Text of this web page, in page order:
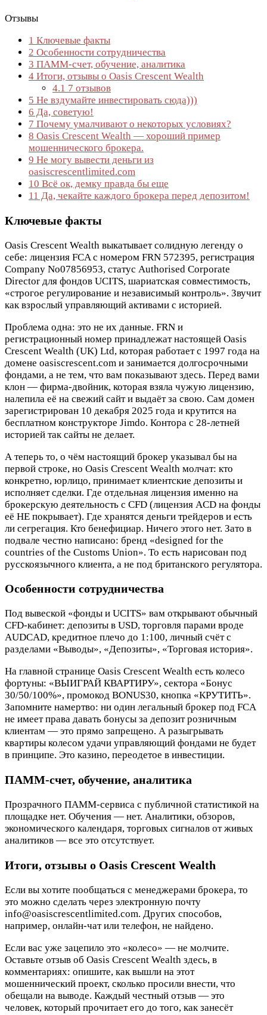
Отзывы
1 Ключевые факты
2 Особенности сотрудничества
3 ПАММ-счет, обучение, аналитика
4 Итоги, отзывы о Oasis Crescent Wealth
4.1 7 отзывов
5 Не вздумайте инвестировать сюда)))
6 Да, советую!
7 Почему умалчивают о некоторых условиях?
8 Oasis Crescent Wealth — хороший пример
мошеннического брокера.
9 Не могу вывести деньги из
oasiscrescentlimited.com
10 Всё ок, демку правда бы еще
11 Да, чекайте каждого брокера перед депозитом!
Ключевые факты
Oasis Crescent Wealth выкатывает солидную легенду о
себе: лицензия FCA с номером FRN 572395, регистрация
Company No07856953, статус Authorised Corporate
Director для фондов UCITS, шариатская совместимость,
«строгое регулирование и независимый контроль». Звучит
как взрослый управляющий активами с историей.
Проблема одна: это не их данные. FRN и
регистрационный номер принадлежат настоящей Oasis
Crescent Wealth (UK) Ltd, которая работает с 1997 года на
домене oasiscrescent.com и занимается долгосрочными
фондами, а не тем, что вам показывают здесь. Перед вами
клон — фирма-двойник, которая взяла чужую лицензию,
налепила её на свежий сайт и выдаёт за свою. Сам домен
зарегистрирован 10 декабря 2025 года и крутится на
бесплатном конструкторе Jimdo. Контора с 28-летней
историей так сайты не делает.
А теперь то, о чём настоящий брокер указывал бы на
первой строке, но Oasis Crescent Wealth молчат: кто
конкретно, юрлицо, принимает клиентские депозиты и
исполняет сделки. Где отдельная лицензия именно на
брокерскую деятельность с CFD (лицензия ACD на фонды
её НЕ покрывает). Где хранятся деньги трейдеров и есть
ли сегрегация. Кто бенефициар. Ничего этого нет. Зато в
подвале честно написано: бренд «designed for the
countries of the Customs Union». То есть нарисован под
русскоязычного клиента, а не под британского регулятора.
Особенности сотрудничества
Под вывеской «фонды и UCITS» вам открывают обычный
CFD-кабинет: депозиты в USD, торговля парами вроде
AUDCAD, кредитное плечо до 1:100, личный счёт с
разделами «Выводы», «Депозиты», «Торговая история».
На главной странице Oasis Crescent Wealth есть колесо
фортуны: «ВЫИГРАЙ КВАРТИРУ», сектора «Бонус
30/50/100%», промокод BONUS30, кнопка «КРУТИТЬ».
Запомните намертво: ни один легальный брокер под FCA
не имеет права давать бонусы за депозит розничным
клиентам — это прямо запрещено. А разыгрывать
квартиры колесом удачи управляющий фондами не будет
в принципе. Это казино, переодетое в инвестиции.
ПАММ-счет, обучение, аналитика
Прозрачного ПАММ-сервиса с публичной статистикой на
площадке нет. Обучения — нет. Аналитики, обзоров,
экономического календаря, торговых сигналов от живых
аналитиков — все это отсутствует.
Итоги, отзывы о Oasis Crescent Wealth
Если вы хотите пообщаться с менеджерами брокера, то
это можно сделать через электронную почту
info@oasiscrescentlimited.com. Других способов,
например, онлайн-чат или телефон, не найдено.
Если вас уже зацепило это «колесо» — не молчите.
Оставьте отзыв об Oasis Crescent Wealth здесь, в
комментариях: опишите, как вышли на этот
мошеннический проект, сколько просили внести, что
обещали на выводе. Каждый честный отзыв — это
человек, который прочитает его до того, как занесёт